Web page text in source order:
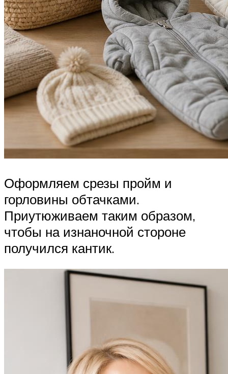
Оформляем срезы пройм и
горловины обтачками.
Приутюживаем таким образом,
чтобы на изнаночной стороне
получился кантик.